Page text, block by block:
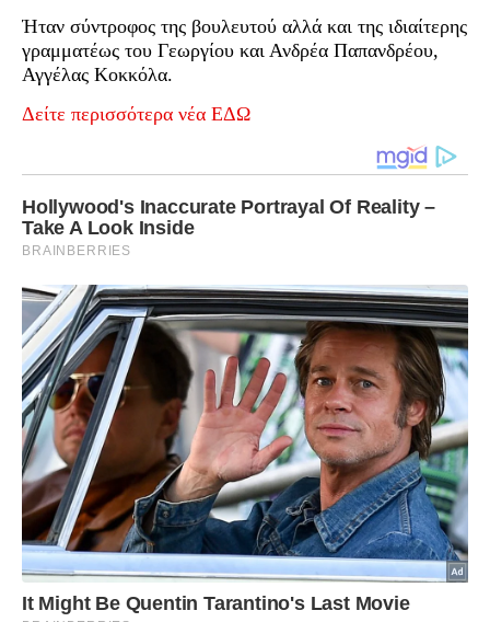
Ήταν σύντροφος της βουλευτού αλλά και της ιδιαίτερης
γραμματέως του Γεωργίου και Ανδρέα Παπανδρέου,
Αγγέλας Κοκκόλα.
Δείτε περισσότερα νέα ΕΔΩ